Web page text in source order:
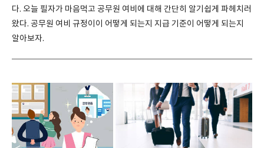
다. 오늘 필자가 마음먹고 공무원 여비에 대해 간단히 알기쉽게 파헤치러
왔다. 공무원 여비 규정이이 어떻게 되는지 지급 기준이 어떻게 되는지
알아보자.